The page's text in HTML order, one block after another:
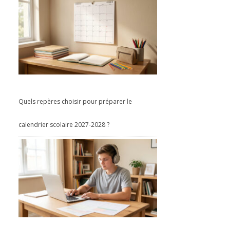
Quels repères choisir pour préparer le
calendrier scolaire 2027-2028 ?